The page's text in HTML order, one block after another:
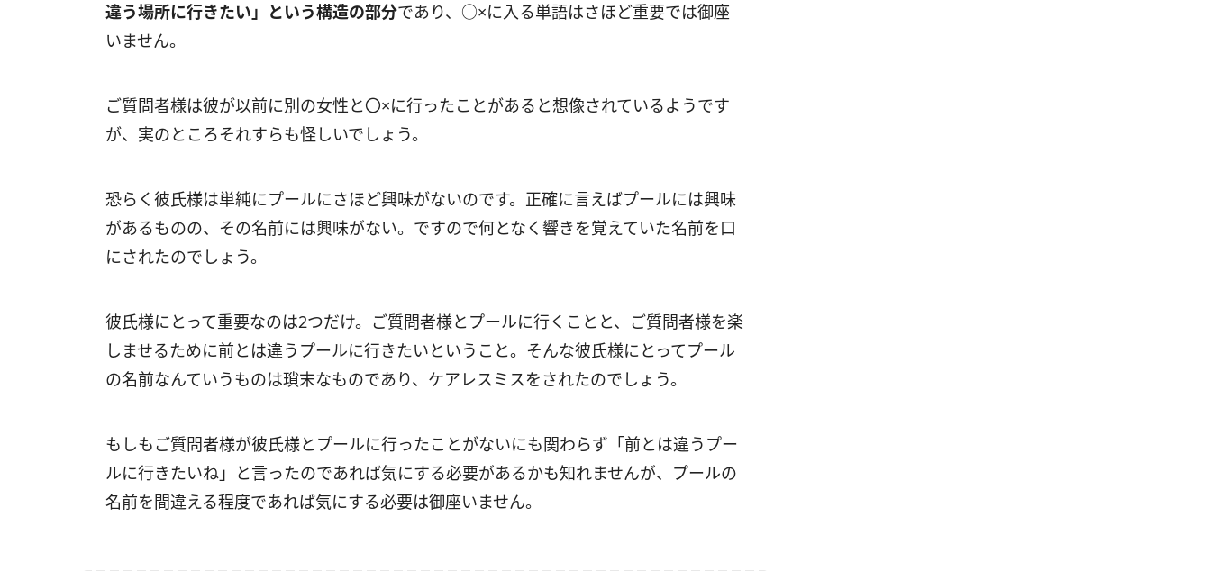
違う場所に行きたい」という構造の部分であり、○×に入る単語はさほど重要では御座
いません。
ご質問者様は彼が以前に別の女性と〇×に行ったことがあると想像されているようです
が、実のところそれすらも怪しいでしょう。
恐らく彼氏様は単純にプールにさほど興味がないのです。正確に言えばプールには興味
があるものの、その名前には興味がない。ですので何となく響きを覚えていた名前を口
にされたのでしょう。
彼氏様にとって重要なのは2つだけ。ご質問者様とプールに行くことと、ご質問者様を楽
しませるために前とは違うプールに行きたいということ。そんな彼氏様にとってプール
の名前なんていうものは瑣末なものであり、ケアレスミスをされたのでしょう。
もしもご質問者様が彼氏様とプールに行ったことがないにも関わらず「前とは違うプー
ルに行きたいね」と言ったのであれば気にする必要があるかも知れませんが、プールの
名前を間違える程度であれば気にする必要は御座いません。